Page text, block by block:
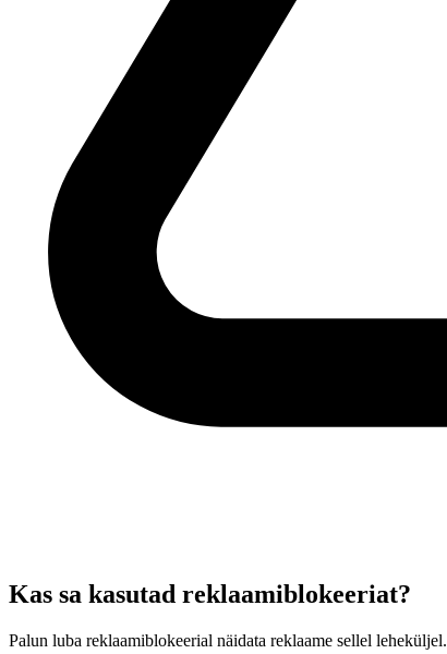
Kas sa kasutad reklaamiblokeeriat?
Palun luba reklaamiblokeerial näidata reklaame sellel leheküljel.